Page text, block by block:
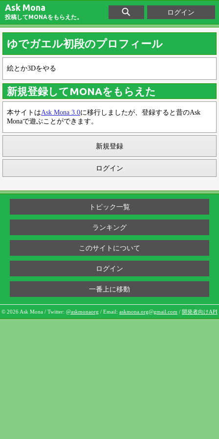
Ask Mona
投稿してMONAをもらえた。
ログイン
ゆでガエル初段のプロフィール
絵とか3Dをやる
新規登録してMONAをもらえた
本サイトはAsk Mona 3.0に移行しましたが、登録すると昔のAsk
Monaで遊ぶことができます。
新規登録
ログイン
トピック一覧
ランキング
このサイトについて
ログイン
一番上に移動
© 2026 Ask Mona / Twitter: @askmonaorg / Email: askmona.org@gmail.com / 開発者向けAPI